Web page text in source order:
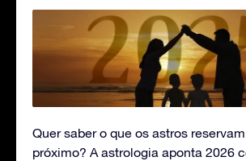
Quer saber o que os astros
próximo? A astrologia aponta 2026